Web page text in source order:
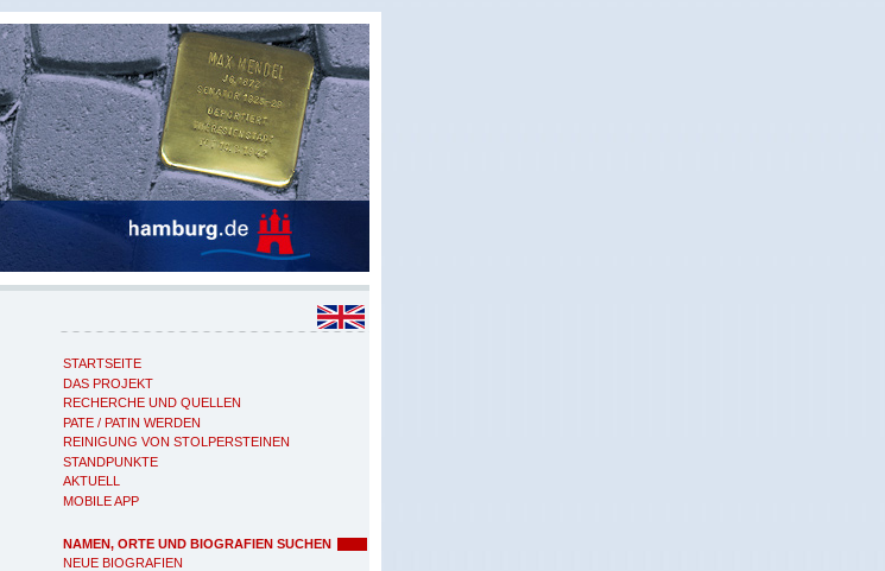
STARTSEITE
DAS PROJEKT
RECHERCHE UND QUELLEN
PATE / PATIN WERDEN
REINIGUNG VON STOLPERSTEINEN
STANDPUNKTE
AKTUELL
MOBILE APP
NAMEN, ORTE UND BIOGRAFIEN SUCHEN
NEUE BIOGRAFIEN